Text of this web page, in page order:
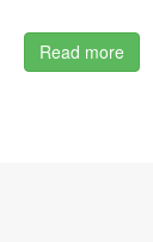
Read more